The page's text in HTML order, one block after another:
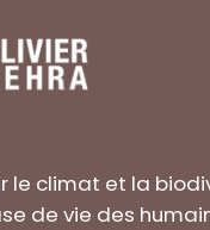
le climat et la
de vie des